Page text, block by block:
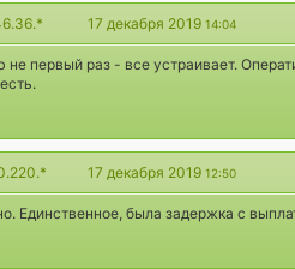
17 декабря 2019 14:04
первый раз - все устраивает.
17 декабря 2019 12:50
Единственное, была задержка с